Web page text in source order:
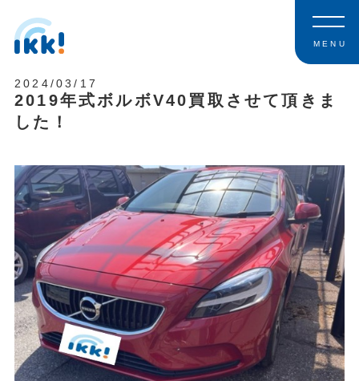
MENU
2024/03/17
2019年式ボルボV40買取させて頂きま
した！